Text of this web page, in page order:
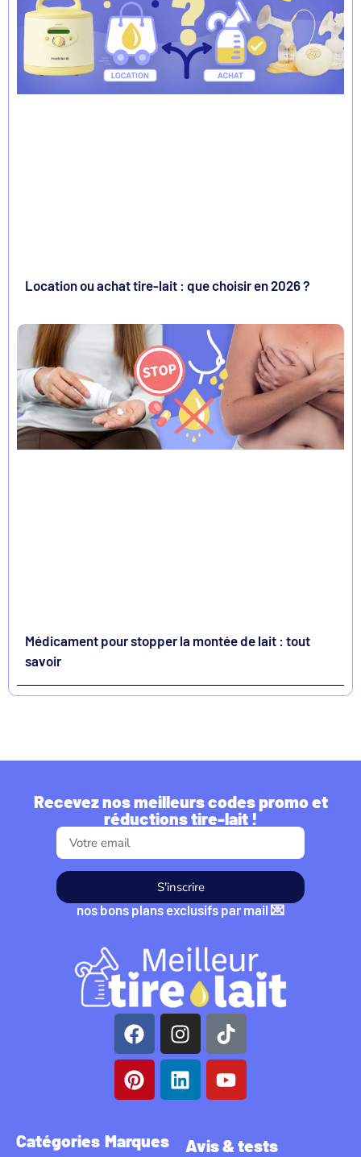
Location ou achat tire-lait : que choisir en 2026 ?
Médicament pour stopper la montée de lait : tout
savoir
Recevez nos meilleurs codes promo et
réductions tire-lait !
S'inscrire
nos bons plans exclusifs par mail 💌
Catégories Marques Avis & tests